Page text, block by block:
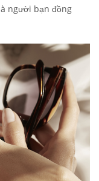
người bạn đồng